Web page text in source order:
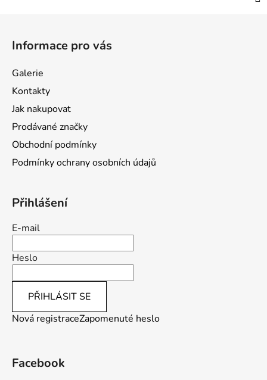
Informace pro vás
Galerie
Kontakty
Jak nakupovat
Prodávané značky
Obchodní podmínky
Podmínky ochrany osobních údajů
Přihlášení
E-mail
Heslo
PŘIHLÁSIT SE
Nová registraceZapomenuté heslo
Facebook